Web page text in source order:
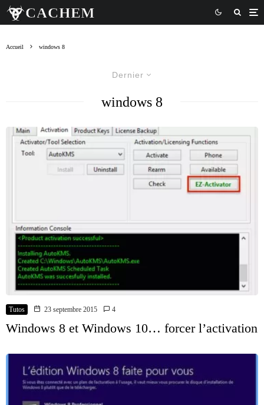
Accueil windows 8
Dernier
windows 8
Tutos 23 septembre 2015 4
Windows 8 et Windows 10… forcer l’activation